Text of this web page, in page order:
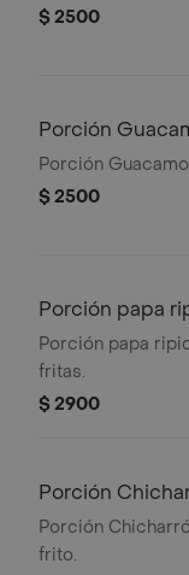
$ 2500
Porción
Porción
$ 2500
Porción papa
Porción papa
fritas.
$ 2900
Porción
Porción
frito.